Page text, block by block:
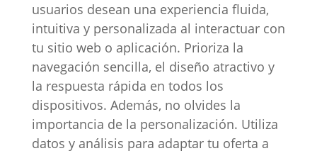
usuarios desean una experiencia fluida,
intuitiva y personalizada al interactuar con
tu sitio web o aplicación. Prioriza la
navegación sencilla, el diseño atractivo y
la respuesta rápida en todos los
dispositivos. Además, no olvides la
importancia de la personalización. Utiliza
datos y análisis para adaptar tu oferta a